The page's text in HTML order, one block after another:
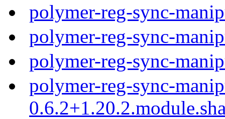
polymer-reg-sync-
polymer-reg-sync-
polymer-reg-sync-
polymer-reg-sync-